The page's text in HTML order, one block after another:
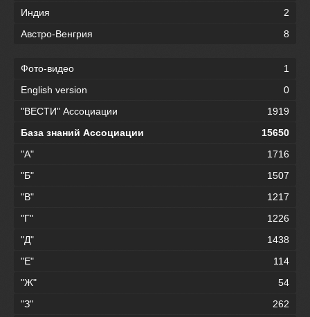
Индия
2
Австро-Венгрия
8
Фото-видео
1
English version
0
"ВЕСТИ" Ассоциации
1919
База знаний Ассоциации
15650
"А"
1716
"Б"
1507
"В"
1217
"Г"
1226
"Д"
1438
"Е"
114
"Ж"
54
"З"
262